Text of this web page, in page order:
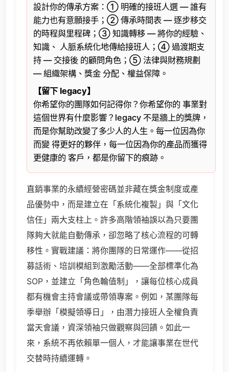
設計你的傳承方案：① 明確的接班人選 — 誰有
能力也有意願接手；② 傳承時間表 — 逐步移交
的時程與里程碑；③ 知識轉移 — 將你的經驗、
知識、 人脈系統化地傳給接班人；④ 過渡期支
持 — 交接後 的顧問角色；⑤ 法律與財務規劃
— 組織架構、獎金 分配、權益保障。
【留下 legacy】
你希望你的團隊如何記得你？你希望你的 事業對
這個世界有什麼影響？legacy 不是牆上的獎牌，
而是你幫助改變了多少人的人生。每一位因為你
而變 得更好的夥伴，每一位因為你的產品而獲得
更健康的 客戶，都是你留下的痕跡。
直銷事業的永續經營密碼並非藏在獎金制度或產
品優勢中，而是建立在「系統化複製」與「文化
信任」兩大支柱上。許多高階領袖誤以為只要團
隊夠大就能自動傳承，卻忽略了核心流程的可轉
移性。實戰建議：將你團隊的日常運作——從招
募話術、培訓模組到激勵活動——全部標準化為
SOP，並建立「角色輪值制」，讓每位核心成員
都有機會主持會議或帶領專案。例如，某團隊每
季舉辦「模擬領導日」，由潛力接班人全權負責
當天會議，資深領袖只做觀察與回饋。如此一
來，系統不再依賴單一個人，才能讓事業在世代
交替時持續運轉。